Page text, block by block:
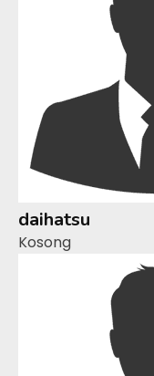
daihatsu
Kosong